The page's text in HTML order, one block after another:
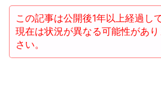
この記事は公開後1年以上経過し
現在は状況が異なる可能性があ
さい。